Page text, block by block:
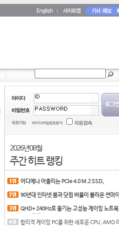
2026년 08월
주간 히트 랭킹
어디에나 어울리는 PCIe 4.0 M.2 SSD,
90년대 인터넷 붐과 닷컴 버블이 불러온 썬마
QHD+ 240Hz로 즐기는 고성능 게이밍 노트
합리적 게이밍 PC를 위한 새로운 CPU, AMD